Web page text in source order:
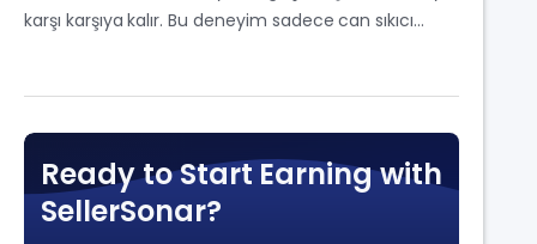
karşı karşıya kalır. Bu deneyim sadece can sıkıcı…
Ready to Start Earning with
SellerSonar?